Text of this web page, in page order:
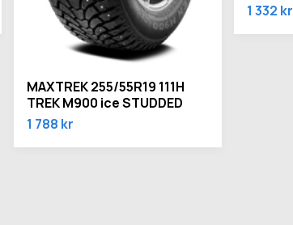
MAXTREK 255/55R19 111H
TREK M900 ice STUDDED
1 788 kr
1 332 kr